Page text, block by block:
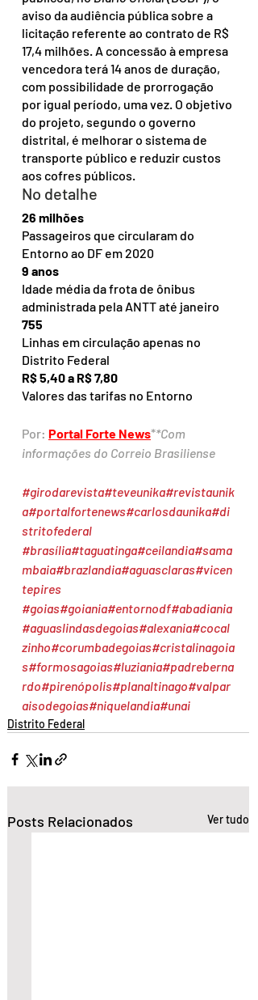
aviso da audiência pública sobre a
licitação referente ao contrato de R$
17,4 milhões. A concessão à empresa
vencedora terá 14 anos de duração,
com possibilidade de prorrogação
por igual período, uma vez. O objetivo
do projeto, segundo o governo
distrital, é melhorar o sistema de
transporte público e reduzir custos
aos cofres públicos.
No detalhe
26 milhões
Passageiros que circularam do
Entorno ao DF em 2020
9 anos
Idade média da frota de ônibus
administrada pela ANTT até janeiro
755
Linhas em circulação apenas no
Distrito Federal
R$ 5,40 a R$ 7,80
Valores das tarifas no Entorno
Por: Portal Forte News**Com
informações do Correio Brasiliense
#girodarevista#teveunika#revistaunik
a#portalfortenews#carlosdaunika#di
stritofederal
#brasília#taguatinga#ceilandia#sama
mbaia#brazlandia#aguasclaras#vicen
tepires
#goias#goiania#entornodf#abadiania
#aguaslindasdegoias#alexania#cocal
zinho#corumbadegoias#cristalinagoia
s#formosagoias#luziania#padreberna
rdo#pirenópolis#planaltinago#valpar
aisodegoias#niquelandia#unai
Distrito Federal
Posts Relacionados Ver tudo